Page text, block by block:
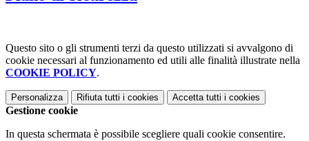
Questo sito o gli strumenti terzi da questo utilizzati si avvalgono di
cookie necessari al funzionamento ed utili alle finalità illustrate nella
COOKIE POLICY.
Personalizza Rifiuta tutti i cookies Accetta tutti i cookies
Gestione cookie
In questa schermata è possibile scegliere quali cookie consentire.